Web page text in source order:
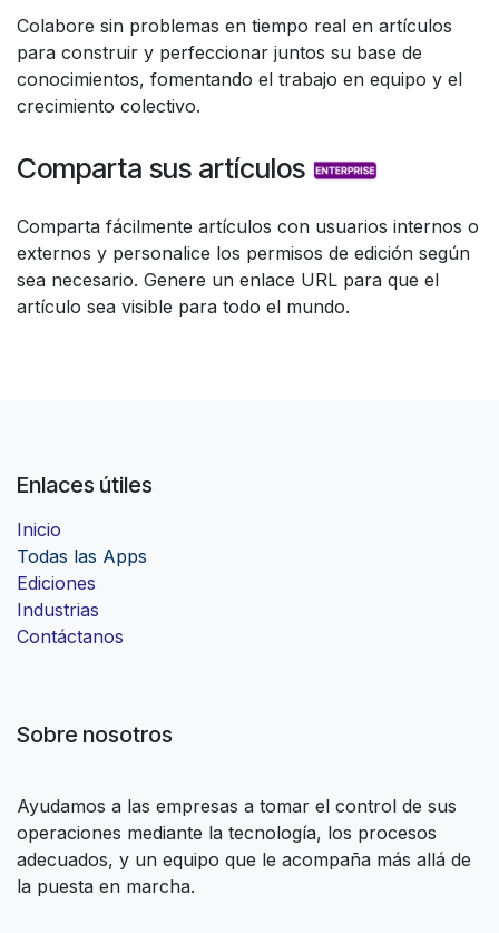
Colabore sin problemas en tiempo real en artículos
para construir y perfeccionar juntos su base de
conocimientos, fomentando el trabajo en equipo y el
crecimiento colectivo.
Comparta sus artículos
Comparta fácilmente artículos con usuarios internos o
externos y personalice los permisos de edición según
sea necesario. Genere un enlace URL para que el
artículo sea visible para todo el mundo.
Enlaces útiles
Inicio
Todas las Apps
Ediciones
Industrias
Contáctanos
Sobre nosotros
Ayudamos a las empresas a tomar el control de sus
operaciones mediante la tecnología, los procesos
adecuados, y un equipo que le acompaña más allá de
la puesta en marcha.